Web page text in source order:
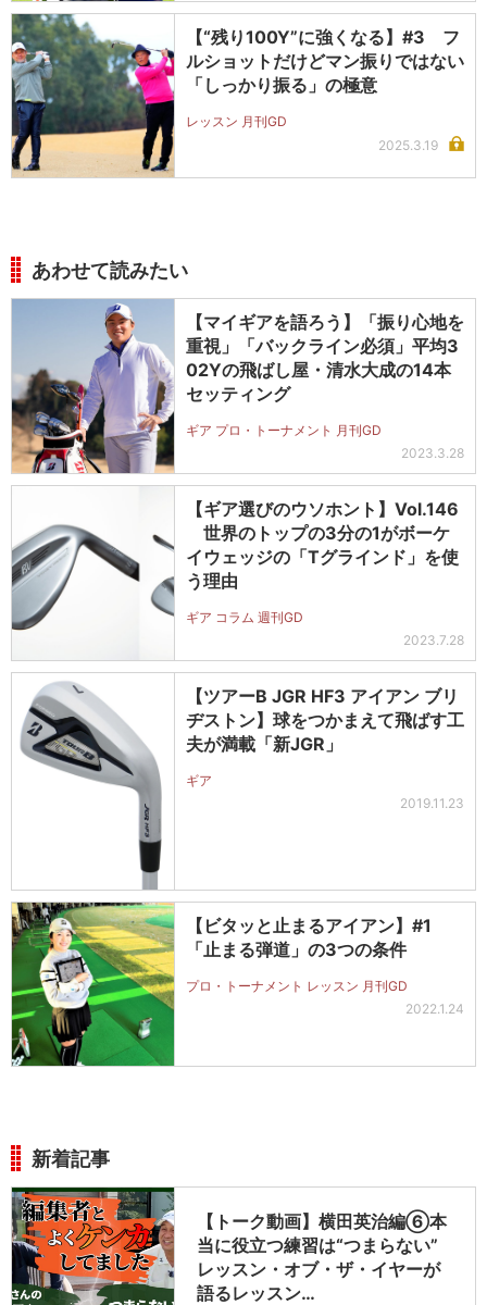
【“残り100Y”に強くなる】#3 フ
ルショットだけどマン振りではない
「しっかり振る」の極意
レッスン 月刊GD
2025.3.19
あわせて読みたい
【マイギアを語ろう】「振り心地を
重視」「バックライン必須」平均3
02Yの飛ばし屋・清水大成の14本
セッティング
ギア プロ・トーナメント 月刊GD
2023.3.28
【ギア選びのウソホント】Vol.146
世界のトップの3分の1がボーケ
イウェッジの「Tグラインド」を使
う理由
ギア コラム 週刊GD
2023.7.28
【ツアーB JGR HF3 アイアン ブリ
ヂストン】球をつかまえて飛ばす工
夫が満載「新JGR」
ギア
2019.11.23
【ビタッと止まるアイアン】#1
「止まる弾道」の3つの条件
プロ・トーナメント レッスン 月刊GD
2022.1.24
新着記事
【トーク動画】横田英治編⑥本
当に役立つ練習は“つまらない”
レッスン・オブ・ザ・イヤーが
語るレッスン…